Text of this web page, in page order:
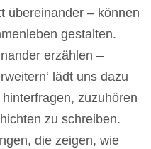
übereinander – können
gestalten.
erzählen –
lädt uns dazu
zuzuhören
zu schreiben.
die zeigen, wie